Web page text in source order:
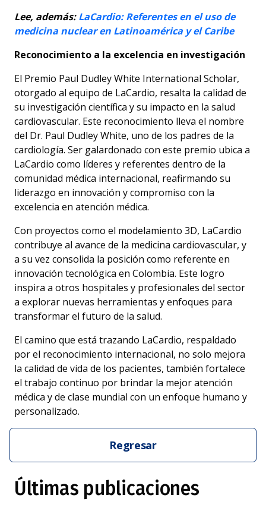
Lee, además:LaCardio: Referentes en el uso de
medicina nuclear en Latinoamérica y el Caribe
Reconocimiento a la excelencia en investigación
El Premio Paul Dudley White International Scholar,
otorgado al equipo de LaCardio, resalta la calidad de
su investigación científica y su impacto en la salud
cardiovascular. Este reconocimiento lleva el nombre
del Dr. Paul Dudley White, uno de los padres de la
cardiología. Ser galardonado con este premio ubica a
LaCardio como líderes y referentes dentro de la
comunidad médica internacional, reafirmando su
liderazgo en innovación y compromiso con la
excelencia en atención médica.
Con proyectos como el modelamiento 3D, LaCardio
contribuye al avance de la medicina cardiovascular, y
a su vez consolida la posición como referente en
innovación tecnológica en Colombia. Este logro
inspira a otros hospitales y profesionales del sector
a explorar nuevas herramientas y enfoques para
transformar el futuro de la salud.
El camino que está trazando LaCardio, respaldado
por el reconocimiento internacional, no solo mejora
la calidad de vida de los pacientes, también fortalece
el trabajo continuo por brindar la mejor atención
médica y de clase mundial con un enfoque humano y
personalizado.
Regresar
Últimas publicaciones